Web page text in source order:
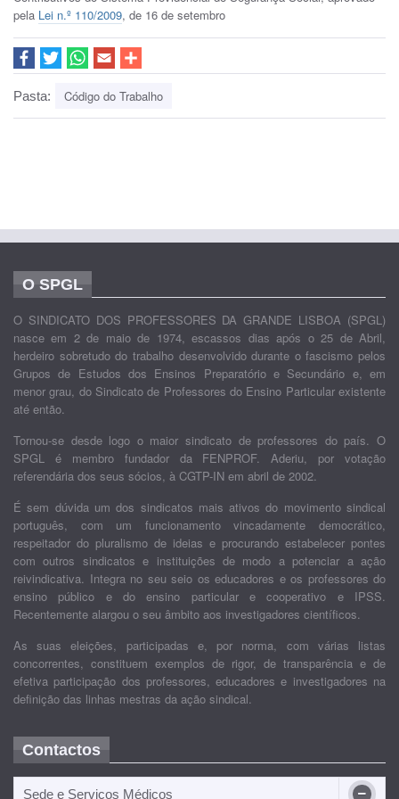
pela Lei n.º 110/2009, de 16 de setembro
Pasta: Código do Trabalho
O SPGL
O SINDICATO DOS PROFESSORES DA GRANDE LISBOA (SPGL)
nasce em 2 de maio de 1974, escassos dias após o 25 de Abril,
herdeiro sobretudo do trabalho desenvolvido durante o fascismo pelos
Grupos de Estudos dos Ensinos Preparatório e Secundário e, em
menor grau, do Sindicato de Professores do Ensino Particular existente
até então.
Tornou-se desde logo o maior sindicato de professores do país. O
SPGL é membro fundador da FENPROF. Aderiu, por votação
referendária dos seus sócios, à CGTP-IN em abril de 2002.
É sem dúvida um dos sindicatos mais ativos do movimento sindical
português, com um funcionamento vincadamente democrático,
respeitador do pluralismo de ideias e procurando estabelecer pontes
com outros sindicatos e instituições de modo a potenciar a ação
reivindicativa. Integra no seu seio os educadores e os professores do
ensino público e do ensino particular e cooperativo e IPSS.
Recentemente alargou o seu âmbito aos investigadores científicos.
As suas eleições, participadas e, por norma, com várias listas
concorrentes, constituem exemplos de rigor, de transparência e de
efetiva participação dos professores, educadores e investigadores na
definição das linhas mestras da ação sindical.
Contactos
Sede e Serviços Médicos